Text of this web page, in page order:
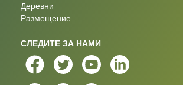
Деревни
Размещение
СЛЕДИТЕ ЗА НАМИ